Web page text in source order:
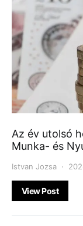
Az év utolsó
Munka- és
Istvan Jozsa
View Post